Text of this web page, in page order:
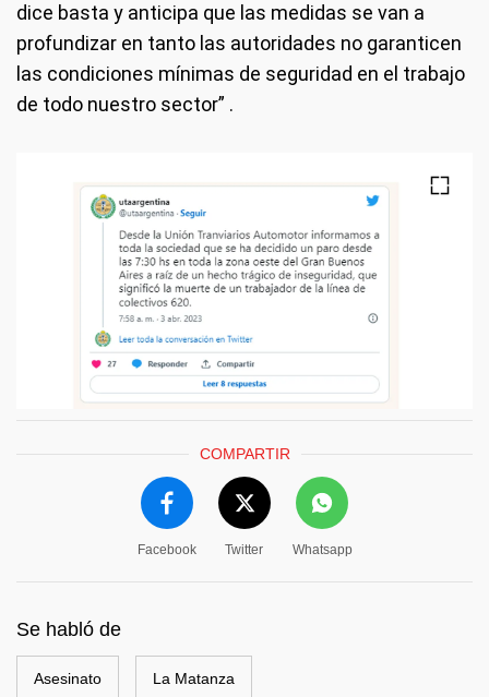
dice basta y anticipa que las medidas se van a
profundizar en tanto las autoridades no garanticen
las condiciones mínimas de seguridad en el trabajo
de todo nuestro sector” .
COMPARTIR
Facebook Twitter Whatsapp
Se habló de
Asesinato La Matanza